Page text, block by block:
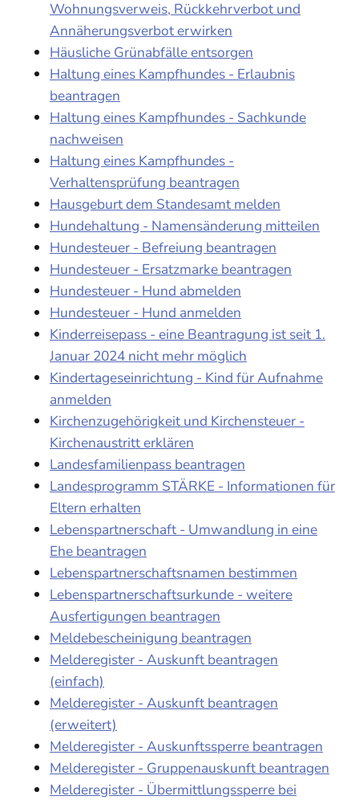
Wohnungsverweis, Rückkehrverbot und
Annäherungsverbot erwirken
Häusliche Grünabfälle entsorgen
Haltung eines Kampfhundes - Erlaubnis
beantragen
Haltung eines Kampfhundes - Sachkunde
nachweisen
Haltung eines Kampfhundes -
Verhaltensprüfung beantragen
Hausgeburt dem Standesamt melden
Hundehaltung - Namensänderung mitteilen
Hundesteuer - Befreiung beantragen
Hundesteuer - Ersatzmarke beantragen
Hundesteuer - Hund abmelden
Hundesteuer - Hund anmelden
Kinderreisepass - eine Beantragung ist seit 1.
Januar 2024 nicht mehr möglich
Kindertageseinrichtung - Kind für Aufnahme
anmelden
Kirchenzugehörigkeit und Kirchensteuer -
Kirchenaustritt erklären
Landesfamilienpass beantragen
Landesprogramm STÄRKE - Informationen für
Eltern erhalten
Lebenspartnerschaft - Umwandlung in eine
Ehe beantragen
Lebenspartnerschaftsnamen bestimmen
Lebenspartnerschaftsurkunde - weitere
Ausfertigungen beantragen
Meldebescheinigung beantragen
Melderegister - Auskunft beantragen
(einfach)
Melderegister - Auskunft beantragen
(erweitert)
Melderegister - Auskunftssperre beantragen
Melderegister - Gruppenauskunft beantragen
Melderegister - Übermittlungssperre bei